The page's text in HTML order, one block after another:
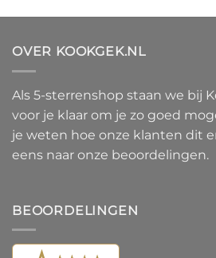
OVER KOOKGEK.NL
Als 5-sterrenshop staan we bij
voor je klaar om je zo goed
je weten hoe onze klanten dit
eens naar onze beoordelingen.
BEOORDELINGEN